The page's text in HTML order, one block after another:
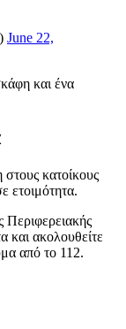
June 22,
και ένα
στους κατοίκους
ετοιμότητα.
Περιφερειακής
και ακολουθείτε
από το 112.